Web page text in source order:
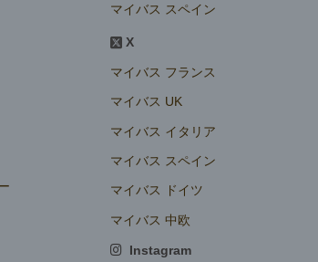
マイバス スペイン
X
マイバス フランス
マイバス UK
マイバス イタリア
マイバス スペイン
マイバス ドイツ
マイバス 中欧
Instagram